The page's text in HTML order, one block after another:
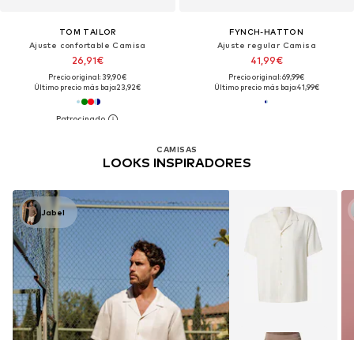
TOM TAILOR
Ajuste confortable Camisa
26,91€
Precio original: 39,90€
Último precio más bajo:23,92€
FYNCH-HATTON
Ajuste regular Camisa
41,99€
Precio original: 69,99€
Último precio más bajo:41,99€
CAMISAS
LOOKS INSPIRADORES
Jabel